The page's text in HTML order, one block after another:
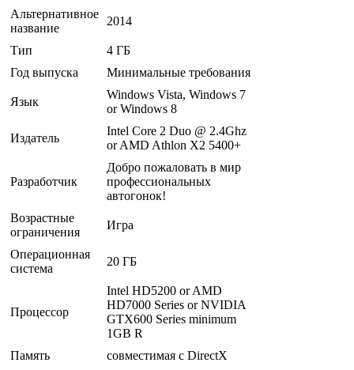
Альтернативное
название
2014
Тип
4 ГБ
Год выпуска
Минимальные требования
Язык
Windows Vista, Windows 7
or Windows 8
Издатель
Intel Core 2 Duo @ 2.4Ghz
or AMD Athlon X2 5400+
Разработчик
Добро пожаловать в мир
профессиональных
автогонок!
Возрастные
ограничения
Игра
Операционная
система
20 ГБ
Процессор
Intel HD5200 or AMD
HD7000 Series or NVIDIA
GTX600 Series minimum
1GB R
Память
совместимая c DirectX